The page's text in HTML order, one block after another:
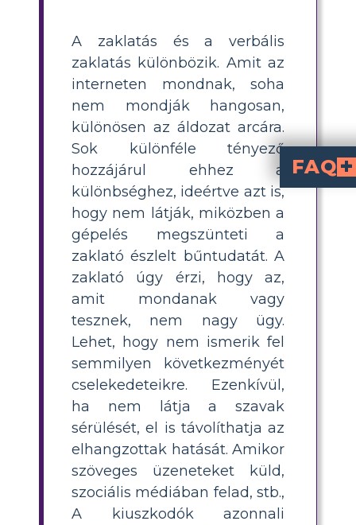
A zaklatás és a verbális
zaklatás különbözik. Amit az
interneten mondnak, soha
nem mondják hangosan,
különösen az áldozat arcára.
Sok különféle tényező
hozzájárul ehhez a
különbséghez, ideértve azt is,
hogy nem látják, miközben a
gépelés megszünteti a
zaklató észlelt bűntudatát. A
zaklató úgy érzi, hogy az,
amit mondanak vagy
tesznek, nem nagy ügy.
Lehet, hogy nem ismerik fel
semmilyen következményét
cselekedeteikre. Ezenkívül,
ha nem látja a szavak
sérülését, el is távolíthatja az
elhangzottak hatását. Amikor
szöveges üzeneteket küld,
szociális médiában felad, stb.,
A kiuszkodók azonnali
FAQ